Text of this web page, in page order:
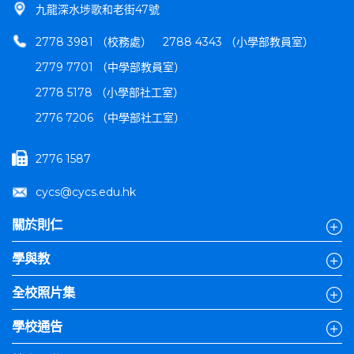
九龍深水埗歌和老街47號
2778 3981 （校務處）
2788 4343 （小學部教員室）
2779 7701 （中學部教員室）
2778 5178 （小學部社工室）
2776 7206 （中學部社工室）
2776 1587
cycs@cycs.edu.hk
關於則仁
學與教
全校照片集
學校通告